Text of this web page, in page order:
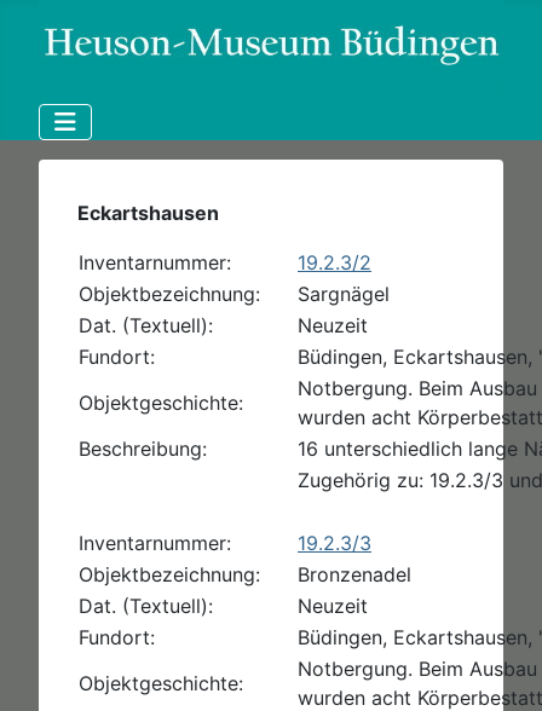
Eckartshausen
Inventarnummer:
19.2.3/2
Objektbezeichnung:
Sargnägel
Dat. (Textuell):
Neuzeit
Fundort:
Büdingen, Eckartshausen,
Objektgeschichte:
Notbergung. Beim
wurden acht
Beschreibung:
16 unterschiedlich lange
Zugehörig zu: 19.2.3/3
Inventarnummer:
19.2.3/3
Objektbezeichnung:
Bronzenadel
Dat. (Textuell):
Neuzeit
Fundort:
Büdingen, Eckartshausen,
Objektgeschichte:
Notbergung. Beim
wurden acht